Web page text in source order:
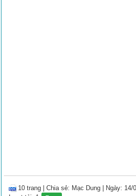
10 trang |Chia sẻ: Mạc Dung | Ngày: 14/